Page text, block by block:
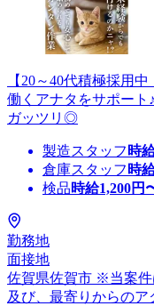
【20～40代積極採用
働くアナタをサポート
ガッツリ◎
製造スタッフ 時
倉庫スタッフ 時
検品時給1,200円
勤務地
面接地
佐賀県佐賀市 ※当案
及び、最寄りからのア